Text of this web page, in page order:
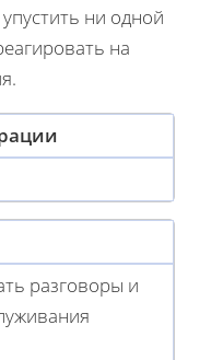
ни одной
на
разговоры и